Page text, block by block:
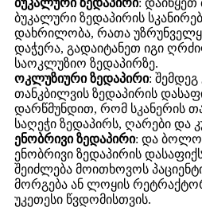
ბუკალური ზედაპირის
დახრილობა, რათა
დაჭერა, გადაიტანეთ იგი
საოკლუზიო ზედაპირზე.
ოკლუზიური ზედაპირი: შემდეგ
თანკბილვის ზედაპირის
დარწმუნდით, რომ სკანერის
საღეჭი ზედაპირს, ღარები და
ენობრივი ზედაპირი: და
ენობრივი ზედაპირის
შეიძლება მოითხოვოს
მორგება ან ლოყის
უკეთესი წვდომისთვის.